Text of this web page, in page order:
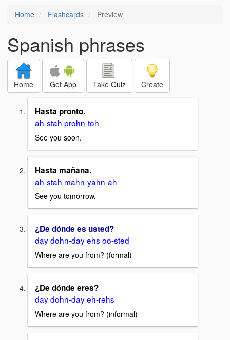
Home Flashcards Preview
Spanish phrases
Home Get App Take Quiz Create
Hasta pronto.
ah-stah prohn-toh
See you soon.
Hasta mañana.
ah-stah mahn-yahn-ah
See you tomorrow.
¿De dónde es usted?
day dohn-day ehs oo-sted
Where are you from? (formal)
¿De dónde eres?
day dohn-day eh-rehs
Where are you from? (informal)